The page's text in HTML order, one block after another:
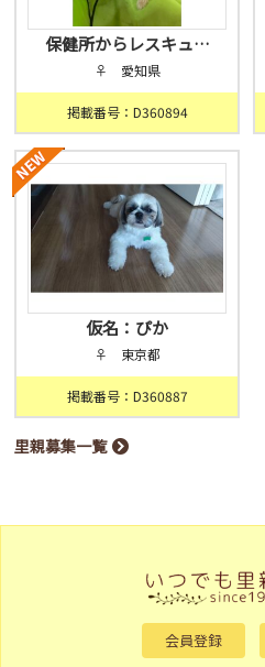
保健所からレスキュ…
♀ 愛知県
掲載番号：D360894
仮名：ぴか
♀ 東京都
掲載番号：D360887
里親募集一覧
会員登録